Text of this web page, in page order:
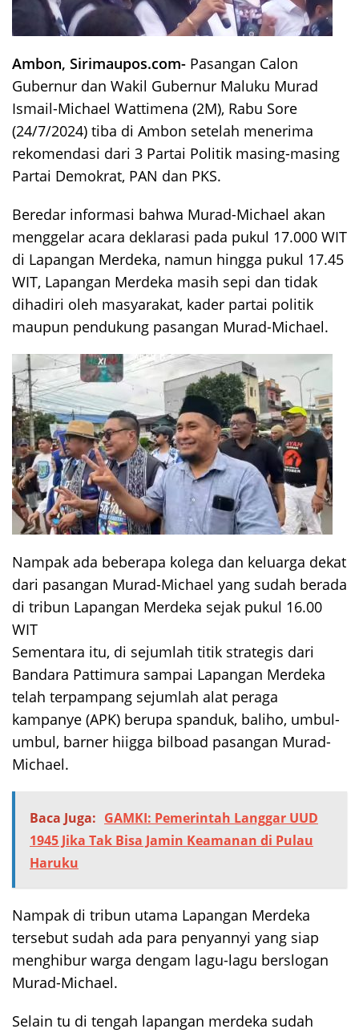
Ambon, Sirimaupos.com- Pasangan Calon
Gubernur dan Wakil Gubernur Maluku Murad
Ismail-Michael Wattimena (2M), Rabu Sore
(24/7/2024) tiba di Ambon setelah menerima
rekomendasi dari 3 Partai Politik masing-masing
Partai Demokrat, PAN dan PKS.
Beredar informasi bahwa Murad-Michael akan
menggelar acara deklarasi pada pukul 17.000 WIT
di Lapangan Merdeka, namun hingga pukul 17.45
WIT, Lapangan Merdeka masih sepi dan tidak
dihadiri oleh masyarakat, kader partai politik
maupun pendukung pasangan Murad-Michael.
Nampak ada beberapa kolega dan keluarga dekat
dari pasangan Murad-Michael yang sudah berada
di tribun Lapangan Merdeka sejak pukul 16.00
WIT
Sementara itu, di sejumlah titik strategis dari
Bandara Pattimura sampai Lapangan Merdeka
telah terpampang sejumlah alat peraga
kampanye (APK) berupa spanduk, baliho, umbul-
umbul, barner hiigga bilboad pasangan Murad-
Michael.
Baca Juga: GAMKI: Pemerintah Langgar UUD
1945 Jika Tak Bisa Jamin Keamanan di Pulau
Haruku
Nampak di tribun utama Lapangan Merdeka
tersebut sudah ada para penyannyi yang siap
menghibur warga dengam lagu-lagu berslogan
Murad-Michael.
Selain tu di tengah lapangan merdeka sudah